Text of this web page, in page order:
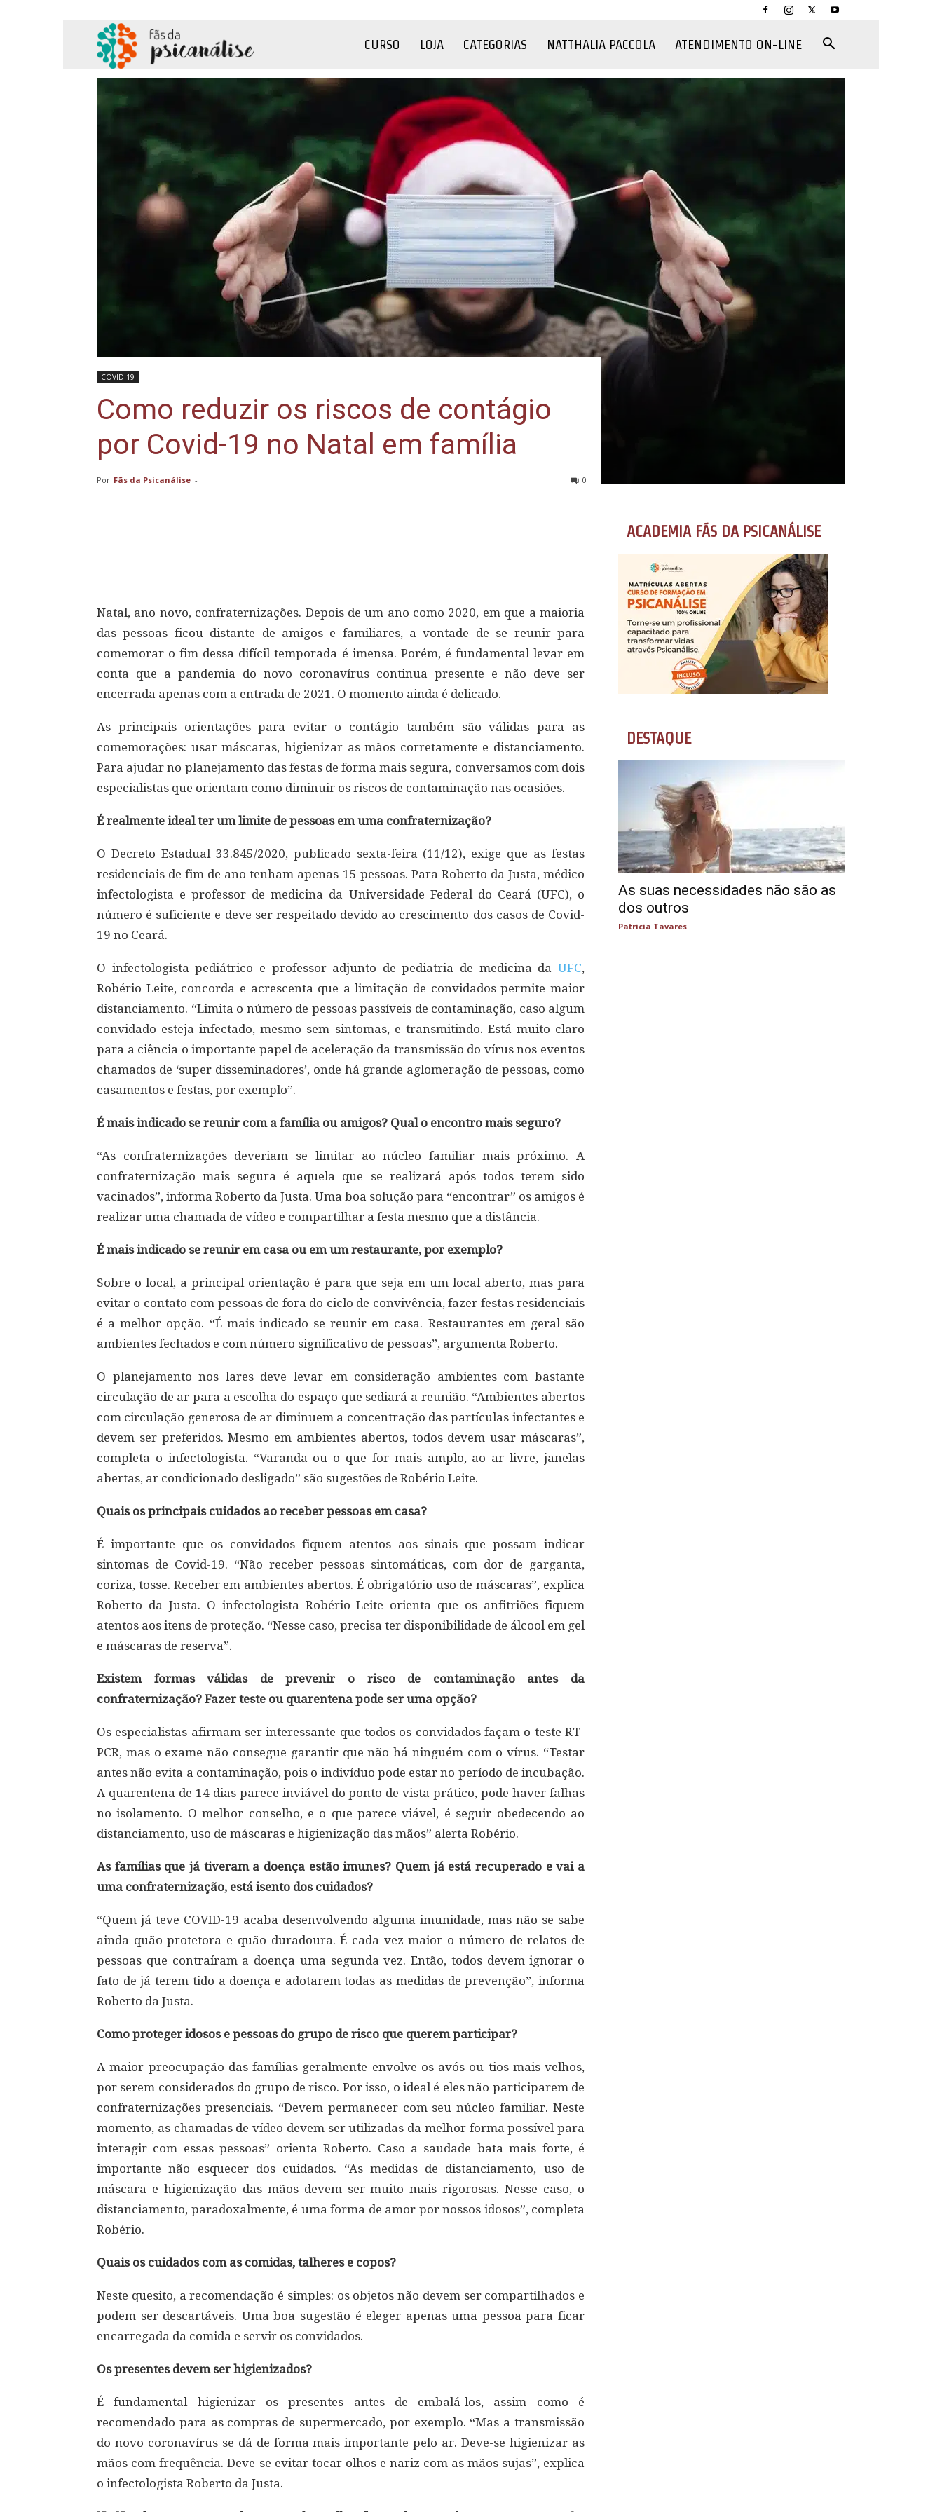
Psicanálise
CURSO LOJA CATEGORIAS NATTHALIA PACCOLA ATENDIMENTO ON-LINE
COVID-19
Como reduzir os riscos de contágio
por Covid-19 no Natal em família
Por Fãs da Psicanálise - 0
Natal, ano novo, confraternizações. Depois de um ano como 2020, em que a maioria
das pessoas ficou distante de amigos e familiares, a vontade de se reunir para
comemorar o fim dessa difícil temporada é imensa. Porém, é fundamental levar em
conta que a pandemia do novo coronavírus continua presente e não deve ser
encerrada apenas com a entrada de 2021. O momento ainda é delicado.
As principais orientações para evitar o contágio também são válidas para as
comemorações: usar máscaras, higienizar as mãos corretamente e distanciamento.
Para ajudar no planejamento das festas de forma mais segura, conversamos com dois
especialistas que orientam como diminuir os riscos de contaminação nas ocasiões.
É realmente ideal ter um limite de pessoas em uma confraternização?
O Decreto Estadual 33.845/2020, publicado sexta-feira (11/12), exige que as festas
residenciais de fim de ano tenham apenas 15 pessoas. Para Roberto da Justa, médico
infectologista e professor de medicina da Universidade Federal do Ceará (UFC), o
número é suficiente e deve ser respeitado devido ao crescimento dos casos de Covid-
19 no Ceará.
O infectologista pediátrico e professor adjunto de pediatria de medicina da UFC,
Robério Leite, concorda e acrescenta que a limitação de convidados permite maior
distanciamento. “Limita o número de pessoas passíveis de contaminação, caso algum
convidado esteja infectado, mesmo sem sintomas, e transmitindo. Está muito claro
para a ciência o importante papel de aceleração da transmissão do vírus nos eventos
chamados de ‘super disseminadores’, onde há grande aglomeração de pessoas, como
casamentos e festas, por exemplo”.
É mais indicado se reunir com a família ou amigos? Qual o encontro mais seguro?
“As confraternizações deveriam se limitar ao núcleo familiar mais próximo. A
confraternização mais segura é aquela que se realizará após todos terem sido
vacinados”, informa Roberto da Justa. Uma boa solução para “encontrar” os amigos é
realizar uma chamada de vídeo e compartilhar a festa mesmo que a distância.
É mais indicado se reunir em casa ou em um restaurante, por exemplo?
Sobre o local, a principal orientação é para que seja em um local aberto, mas para
evitar o contato com pessoas de fora do ciclo de convivência, fazer festas residenciais
é a melhor opção. “É mais indicado se reunir em casa. Restaurantes em geral são
ambientes fechados e com número significativo de pessoas”, argumenta Roberto.
O planejamento nos lares deve levar em consideração ambientes com bastante
circulação de ar para a escolha do espaço que sediará a reunião. “Ambientes abertos
com circulação generosa de ar diminuem a concentração das partículas infectantes e
devem ser preferidos. Mesmo em ambientes abertos, todos devem usar máscaras”,
completa o infectologista. “Varanda ou o que for mais amplo, ao ar livre, janelas
abertas, ar condicionado desligado” são sugestões de Robério Leite.
Quais os principais cuidados ao receber pessoas em casa?
É importante que os convidados fiquem atentos aos sinais que possam indicar
sintomas de Covid-19. “Não receber pessoas sintomáticas, com dor de garganta,
coriza, tosse. Receber em ambientes abertos. É obrigatório uso de máscaras”, explica
Roberto da Justa. O infectologista Robério Leite orienta que os anfitriões fiquem
atentos aos itens de proteção. “Nesse caso, precisa ter disponibilidade de álcool em gel
e máscaras de reserva”.
Existem formas válidas de prevenir o risco de contaminação antes da
confraternização? Fazer teste ou quarentena pode ser uma opção?
Os especialistas afirmam ser interessante que todos os convidados façam o teste RT-
PCR, mas o exame não consegue garantir que não há ninguém com o vírus. “Testar
antes não evita a contaminação, pois o indivíduo pode estar no período de incubação.
A quarentena de 14 dias parece inviável do ponto de vista prático, pode haver falhas
no isolamento. O melhor conselho, e o que parece viável, é seguir obedecendo ao
distanciamento, uso de máscaras e higienização das mãos” alerta Robério.
As famílias que já tiveram a doença estão imunes? Quem já está recuperado e vai a
uma confraternização, está isento dos cuidados?
“Quem já teve COVID-19 acaba desenvolvendo alguma imunidade, mas não se sabe
ainda quão protetora e quão duradoura. É cada vez maior o número de relatos de
pessoas que contraíram a doença uma segunda vez. Então, todos devem ignorar o
fato de já terem tido a doença e adotarem todas as medidas de prevenção”, informa
Roberto da Justa.
Como proteger idosos e pessoas do grupo de risco que querem participar?
A maior preocupação das famílias geralmente envolve os avós ou tios mais velhos,
por serem considerados do grupo de risco. Por isso, o ideal é eles não participarem de
confraternizações presenciais. “Devem permanecer com seu núcleo familiar. Neste
momento, as chamadas de vídeo devem ser utilizadas da melhor forma possível para
interagir com essas pessoas” orienta Roberto. Caso a saudade bata mais forte, é
importante não esquecer dos cuidados. “As medidas de distanciamento, uso de
máscara e higienização das mãos devem ser muito mais rigorosas. Nesse caso, o
distanciamento, paradoxalmente, é uma forma de amor por nossos idosos”, completa
Robério.
Quais os cuidados com as comidas, talheres e copos?
Neste quesito, a recomendação é simples: os objetos não devem ser compartilhados e
podem ser descartáveis. Uma boa sugestão é eleger apenas uma pessoa para ficar
encarregada da comida e servir os convidados.
Os presentes devem ser higienizados?
É fundamental higienizar os presentes antes de embalá-los, assim como é
recomendado para as compras de supermercado, por exemplo. “Mas a transmissão
do novo coronavírus se dá de forma mais importante pelo ar. Deve-se higienizar as
mãos com frequência. Deve-se evitar tocar olhos e nariz com as mãos sujas”, explica
o infectologista Roberto da Justa.
ACADEMIA FÃS DA PSICANÁLISE
DESTAQUE
As suas necessidades não são as
dos outros
Patricia Tavares